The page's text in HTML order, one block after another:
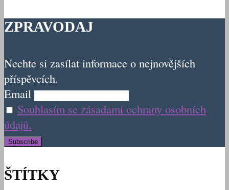
ZPRAVODAJ
Nechte si zasílat informace o nejnovějších
příspěvcích.
Email
Souhlasím se zásadami ochrany osobních
údajů.
ŠTÍTKY